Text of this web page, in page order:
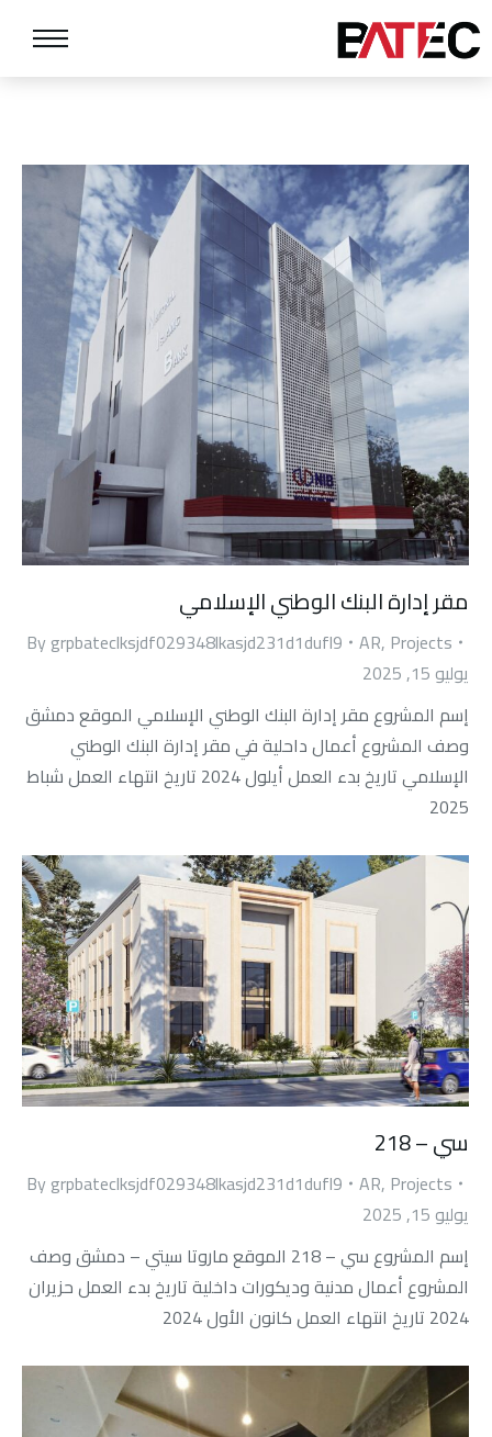
مقر إدارة البنك الوطني الإسلامي
AR, Projects
Bygrpbateclksjdf029348lkasjd231d1dufl9
يوليو 15, 2025
إسم المشروع مقر إدارة البنك الوطني الإسلامي الموقع دمشق
وصف المشروع أعمال داحلية في مقر إدارة البنك الوطني
الإسلامي تاريخ بدء العمل أيلول 2024 تاريخ انتهاء العمل شباط
2025
سي – 218
AR, Projects
Bygrpbateclksjdf029348lkasjd231d1dufl9
يوليو 15, 2025
إسم المشروع سي – 218 الموقع ماروتا سيتي – دمشق وصف
المشروع أعمال مدنية وديكورات داخلية تاريخ بدء العمل حزيران
2024 تاريخ انتهاء العمل كانون الأول 2024